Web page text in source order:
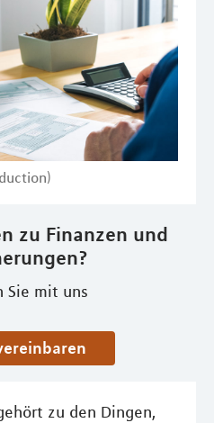
zu Finanzen und
Sie mit uns
zu den Dingen,